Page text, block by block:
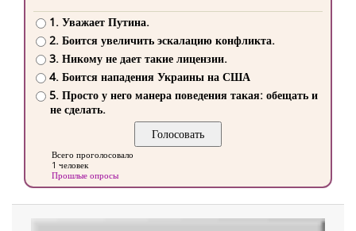
1. Уважает Путина.
2. Боится увеличить эскалацию конфликта.
3. Никому не дает такие лицензии.
4. Боится нападения Украины на США
5. Просто у него манера поведения такая: обещать и
не сделать.
Всего проголосовало
1 человек
Прошлые опросы